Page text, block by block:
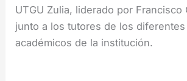
UTGU Zulia, liderado por Francisco
junto a los tutores de los diferentes
académicos de la institución.